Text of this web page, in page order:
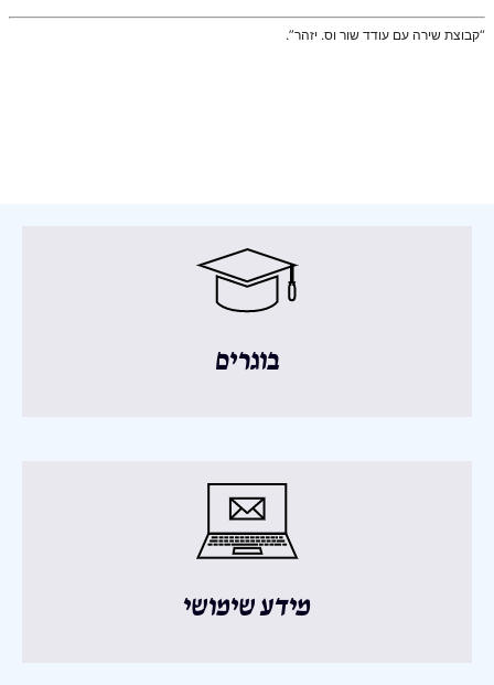
“קבוצת שירה עם עודד שור וס. יזהר”.
בוגרים
מידע שימושי